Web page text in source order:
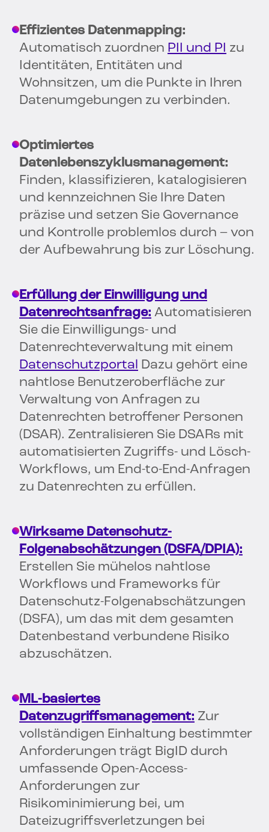
Effizientes Datenmapping:
Automatisch zuordnen PII und PI zu
Identitäten, Entitäten und
Wohnsitzen, um die Punkte in Ihren
Datenumgebungen zu verbinden.
Optimiertes
Datenlebenszyklusmanagement:
Finden, klassifizieren, katalogisieren
und kennzeichnen Sie Ihre Daten
präzise und setzen Sie Governance
und Kontrolle problemlos durch – von
der Aufbewahrung bis zur Löschung.
Erfüllung der Einwilligung und
Datenrechtsanfrage: Automatisieren
Sie die Einwilligungs- und
Datenrechteverwaltung mit einem
Datenschutzportal Dazu gehört eine
nahtlose Benutzeroberfläche zur
Verwaltung von Anfragen zu
Datenrechten betroffener Personen
(DSAR). Zentralisieren Sie DSARs mit
automatisierten Zugriffs- und Lösch-
Workflows, um End-to-End-Anfragen
zu Datenrechten zu erfüllen.
Wirksame Datenschutz-
Folgenabschätzungen (DSFA/DPIA):
Erstellen Sie mühelos nahtlose
Workflows und Frameworks für
Datenschutz-Folgenabschätzungen
(DSFA), um das mit dem gesamten
Datenbestand verbundene Risiko
abzuschätzen.
ML-basiertes
Datenzugriffsmanagement: Zur
vollständigen Einhaltung bestimmter
Anforderungen trägt BigID durch
umfassende Open-Access-
Anforderungen zur
Risikominimierung bei, um
Dateizugriffsverletzungen bei